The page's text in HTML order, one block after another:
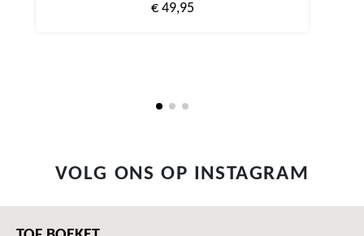
€ 49,95
VOLG ONS OP INSTAGRAM